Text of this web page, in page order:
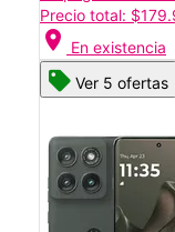
Precio total:
location_on En existencia
Ver 5 ofertas